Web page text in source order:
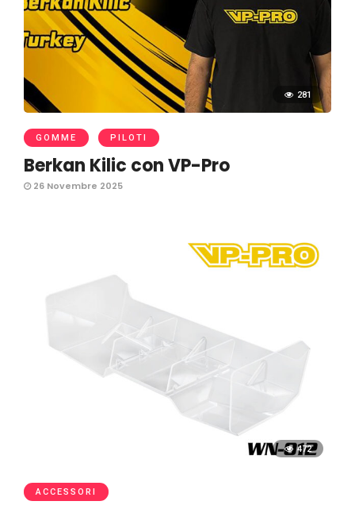
281
GOMME PILOTI
Berkan Kilic con VP-Pro
26 Novembre 2025
472
ACCESSORI